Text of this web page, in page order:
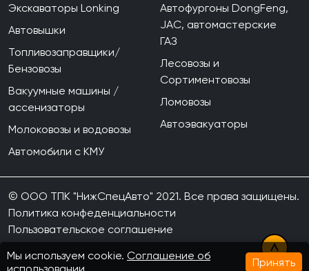
Экскаваторы Lonking
Автовышки
Топливозаправщики/
Бензовозы
Вакуумные машины /
ассенизаторы
Молоковозы и водовозы
Автомобили с КМУ
Автофургоны DongFeng,
JAC, автомастерские
ГАЗ
Лесовозы и
Сортиментовозы
Ломовозы
Автоэвакуаторы
© ООО ТПК "НижСпецАвто" 2021. Все права защищены.
Политика конфеденциальности
Пользовательское соглашение
Мы используем cookie. Соглашение об
Принять